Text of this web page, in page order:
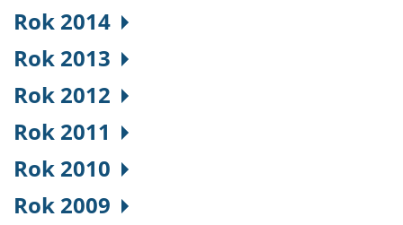
Rok 2014
Rok 2013
Rok 2012
Rok 2011
Rok 2010
Rok 2009